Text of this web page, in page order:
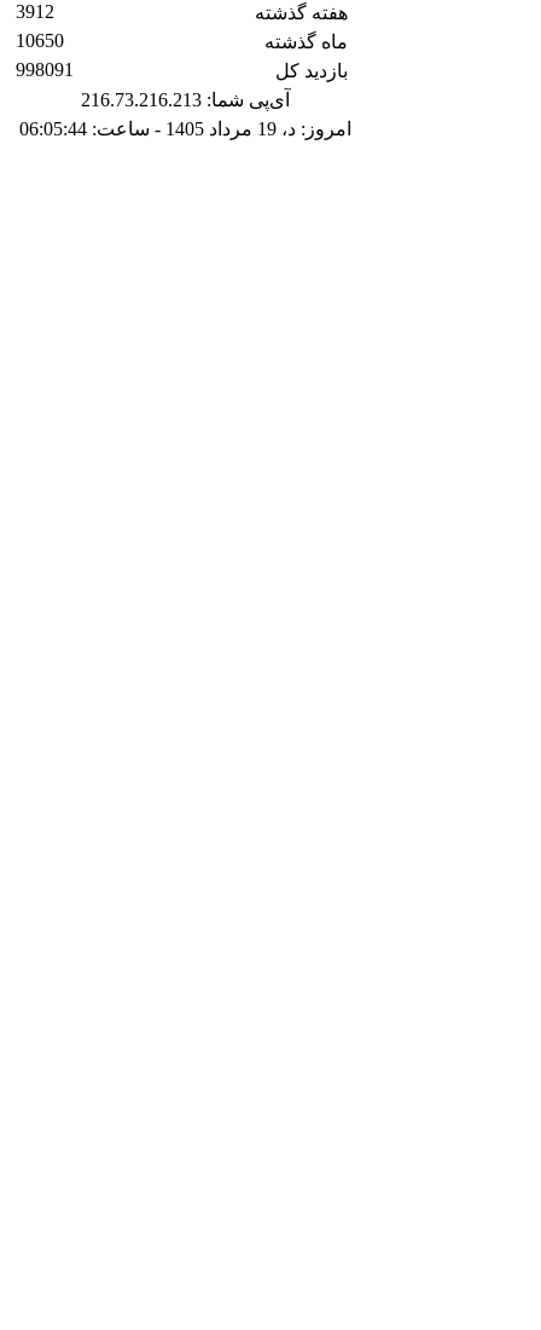
هفته گذشته
ماه گذشته
بازدید کل
3912
10650
998091
آی‌پی شما: 216.73.216.213
امروز: د، 19 مرداد 1405 - ساعت: 06:05:44